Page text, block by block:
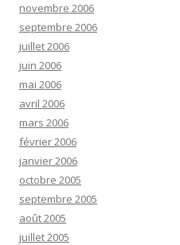
novembre 2006
septembre 2006
juillet 2006
juin 2006
mai 2006
avril 2006
mars 2006
février 2006
janvier 2006
octobre 2005
septembre 2005
août 2005
juillet 2005